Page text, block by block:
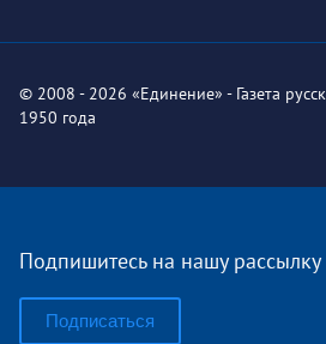
© 2008 - 2026 «Единение» - Газета
1950 года
Подпишитесь на нашу рассылку
Подписаться